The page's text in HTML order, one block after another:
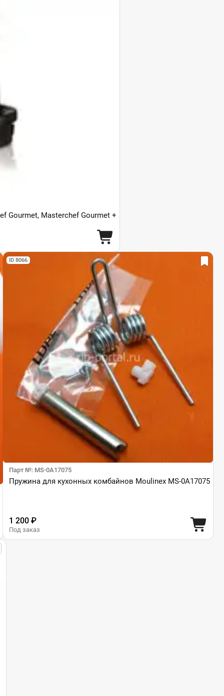
Gourmet, Masterchef Gourmet +
ID 8066
Парт №: MS-0A17075
Пружина для кухонных комбайнов Moulinex MS-0A17075
1 200 ₽
Под заказ